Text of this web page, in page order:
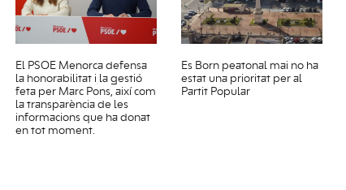
El PSOE Menorca defensa
la honorabilitat i la gestió
feta per Marc Pons, així com
la transparència de les
informacions que ha donat
en tot moment.
Es Born peatonal mai no ha
estat una prioritat per al
Partit Popular